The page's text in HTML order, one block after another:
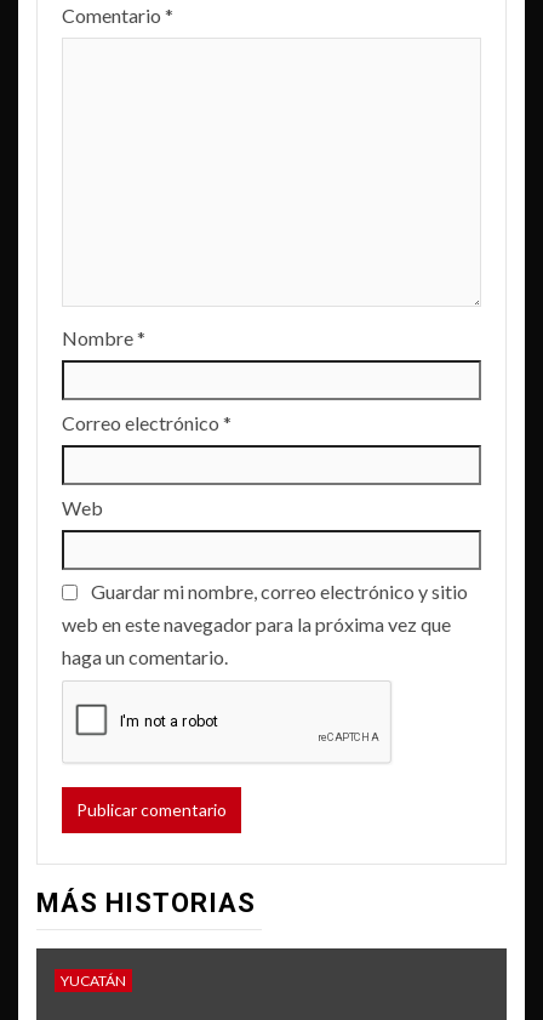
Comentario *
Nombre*
Correo electrónico *
Web
Guardar mi nombre, correo electrónico y sitio
web en este navegador para la próxima vez que
haga un comentario.
MÁS HISTORIAS
YUCATÁN